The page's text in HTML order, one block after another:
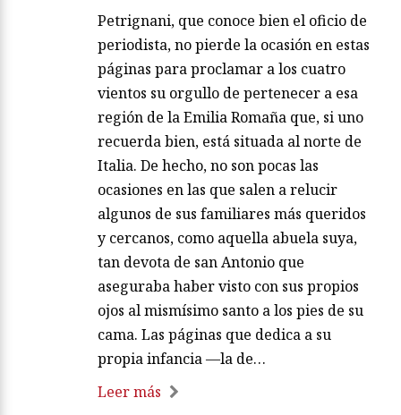
Petrignani, que conoce bien el oficio de
periodista, no pierde la ocasión en estas
páginas para proclamar a los cuatro
vientos su orgullo de pertenecer a esa
región de la Emilia Romaña que, si uno
recuerda bien, está situada al norte de
Italia. De hecho, no son pocas las
ocasiones en las que salen a relucir
algunos de sus familiares más queridos
y cercanos, como aquella abuela suya,
tan devota de san Antonio que
aseguraba haber visto con sus propios
ojos al mismísimo santo a los pies de su
cama. Las páginas que dedica a su
propia infancia —la de…
Leer más